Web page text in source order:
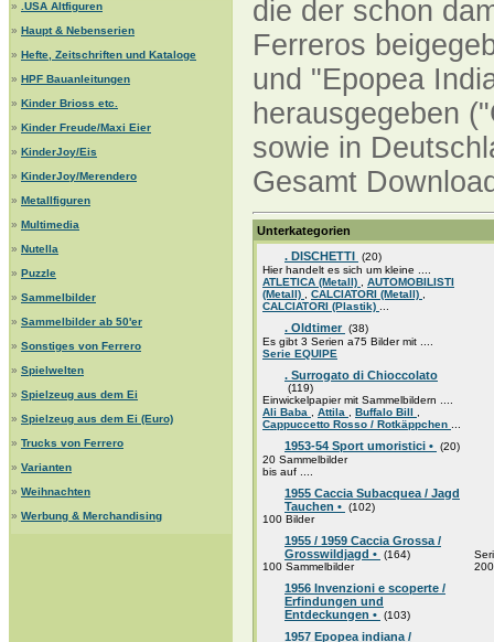
»
.USA Altfiguren
» Haupt & Nebenserien
» Hefte, Zeitschriften und Kataloge
» HPF Bauanleitungen
» Kinder Brioss etc.
» Kinder Freude/Maxi Eier
» KinderJoy/Eis
» KinderJoy/Merendero
» Metallfiguren
» Multimedia
» Nutella
» Puzzle
» Sammelbilder
» Sammelbilder ab 50'er
» Sonstiges von Ferrero
» Spielwelten
» Spielzeug aus dem Ei
» Spielzeug aus dem Ei (Euro)
» Trucks von Ferrero
» Varianten
» Weihnachten
» Werbung & Merchandising
die der schon
Ferreros
und "Epopea
herausgegeben
sowie in
Gesamt
Unterkategorien
. DISCHETTI (20)
Hier handelt es sich um kleine ....
ATLETICA (Metall)
AUTOMOBILISTI
(Metall)
CALCIATORI (Metall)
CALCIATORI (Plastik)
. Oldtimer (38)
Es gibt 3 Serien a75 Bilder mit ....
Serie EQUIPE
. Surrogato di Chioccolato
(119)
Einwickelpapier mit Sammelbildern ....
Ali Baba
Attila Buffalo Bill
Cappuccetto Rosso / Rotkäppchen
1953-54 Sport umoristici • (20)
20 Sammelbilder
bis auf ....
1955 Caccia Subacquea / Jagd
Tauchen • (102)
100 Bilder
1955 / 1959 Caccia Grossa /
Grosswildjagd • (164)
100 Sammelbilder
1956 Invenzioni e scoperte /
Erfindungen und
Entdeckungen • (103)
1957 Epopea indiana /